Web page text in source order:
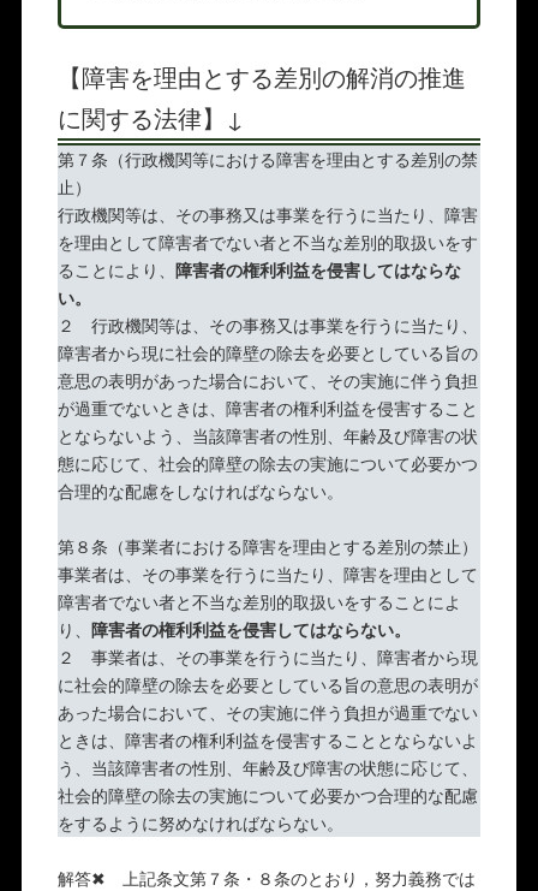
【障害を理由とする差別の解消の推進
に関する法律】↓
第７条（行政機関等における障害を理由とする差別の禁
止）
行政機関等は、その事務又は事業を行うに当たり、障害
を理由として障害者でない者と不当な差別的取扱いをす
ることにより、 障害者の権利利益を侵害してはならな
い。
２ 行政機関等は、その事務又は事業を行うに当たり、
障害者から現に社会的障壁の除去を必要としている旨の
意思の表明があった場合において、その実施に伴う負担
が過重でないときは、障害者の権利利益を侵害すること
とならないよう、当該障害者の性別、年齢及び障害の状
態に応じて、社会的障壁の除去の実施について必要かつ
合理的な配慮をしなければならない。
第８条（事業者における障害を理由とする差別の禁止）
事業者は、その事業を行うに当たり、障害を理由として
障害者でない者と不当な差別的取扱いをすることによ
り、 障害者の権利利益を侵害してはならない。
２ 事業者は、その事業を行うに当たり、障害者から現
に社会的障壁の除去を必要としている旨の意思の表明が
あった場合において、その実施に伴う負担が過重でない
ときは、障害者の権利利益を侵害することとならないよ
う、当該障害者の性別、年齢及び障害の状態に応じて、
社会的障壁の除去の実施について必要かつ合理的な配慮
をするように努めなければならない。
解答✖ 上記条文第７条・８条のとおり，努力義務では